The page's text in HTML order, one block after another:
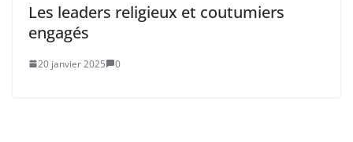
Les leaders religieux et coutumiers
engagés
20 janvier 2025 0